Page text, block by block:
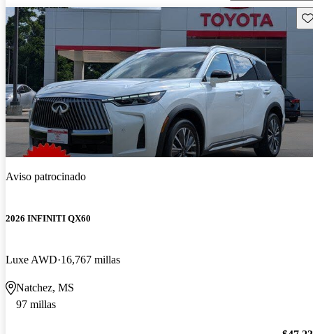
Aviso patrocinado
2026 INFINITI QX60
Luxe AWD 16,767 millas
Natchez, MS
97 millas